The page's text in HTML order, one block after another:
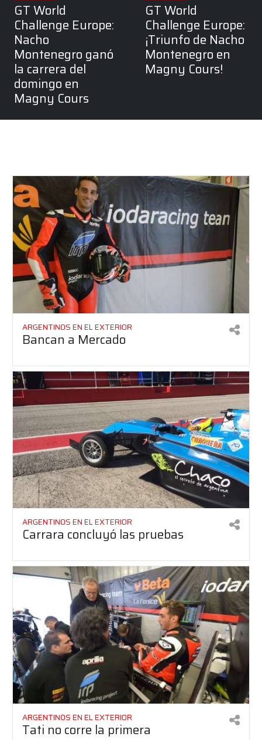
GT World
Challenge Europe:
Nacho
Montenegro ganó
la carrera del
domingo en
Magny Cours
GT World
Challenge Europe:
¡Triunfo de Nacho
Montenegro en
Magny Cours!
ARGENTINOS EN EL EXTERIOR
Bancan a Mercado
ARGENTINOS EN EL EXTERIOR
Carrara concluyó las pruebas
ARGENTINOS EN EL EXTERIOR
Tati no corre la primera